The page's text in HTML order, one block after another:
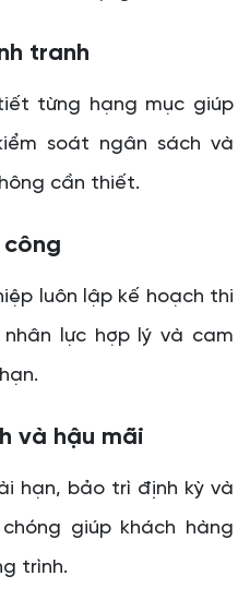
tranh
từng hạng mục giúp
soát ngân sách và
cần thiết.
luôn lập kế hoạch thi
lực hợp lý và cam
và hậu mãi
bảo trì định kỳ và
giúp khách hàng
trình.